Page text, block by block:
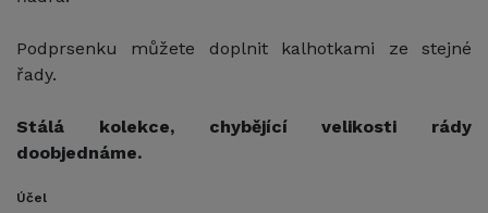
Podprsenku můžete doplnit kalhotkami ze stejné
řady.
Stálá kolekce, chybějící velikosti rády
doobjednáme.
Účel